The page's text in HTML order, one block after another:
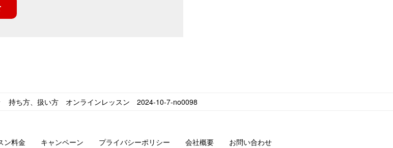
持ち方、扱い方 オンラインレッスン 2024-10-7-no0098
ン料金 キャンペーン プライバシーポリシー 会社概要 お問い合わせ